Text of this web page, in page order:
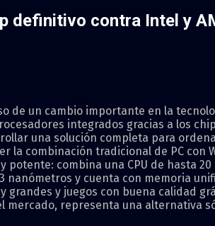
definitivo contra Intel y
de un cambio importante en la
integrados gracias a los
una solución completa para
la combinación tradicional de PC con
combina una CPU de hasta
y cuenta con memoria
y juegos con buena calidad
mercado, representa una alternativa